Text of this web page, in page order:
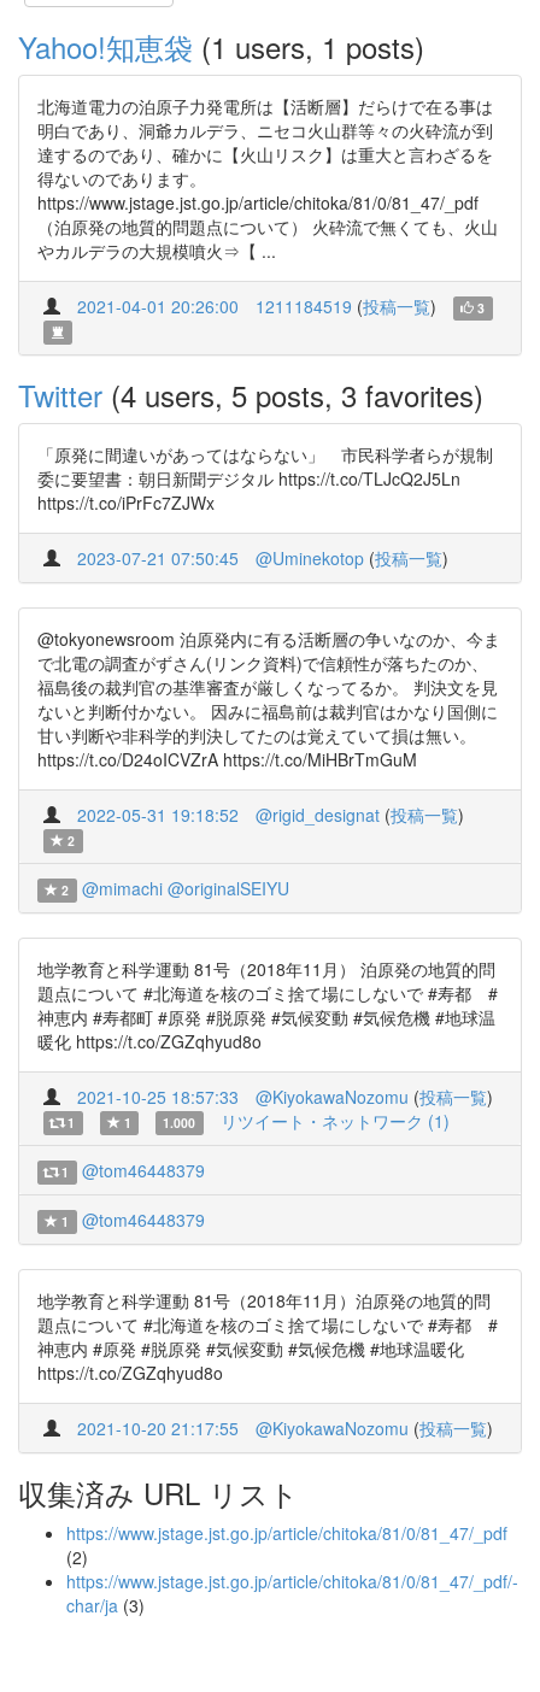
Yahoo!知恵袋 (1 users, 1 posts)
北海道電力の泊原子力発電所は【活断層】だらけで在る事は
明白であり、洞爺カルデラ、ニセコ火山群等々の火砕流が到
達するのであり、確かに【火山リスク】は重大と言わざるを
得ないのであります。
https://www.jstage.jst.go.jp/article/chitoka/81/0/81_47/_pdf
（泊原発の地質的問題点について） 火砕流で無くても、火山
やカルデラの大規模噴火⇒【 ...
2021-04-01 20:26:00 1211184519 (投稿一覧) 3
Twitter (4 users, 5 posts, 3 favorites)
「原発に間違いがあってはならない」 市民科学者らが規制
委に要望書：朝日新聞デジタル https://t.co/TLJcQ2J5Ln
https://t.co/iPrFc7ZJWx
2023-07-21 07:50:45 @Uminekotop (投稿一覧)
@tokyonewsroom 泊原発内に有る活断層の争いなのか、今ま
で北電の調査がずさん(リンク資料)で信頼性が落ちたのか、
福島後の裁判官の基準審査が厳しくなってるか。 判決文を見
ないと判断付かない。 因みに福島前は裁判官はかなり国側に
甘い判断や非科学的判決してたのは覚えていて損は無い。
https://t.co/D24oICVZrA https://t.co/MiHBrTmGuM
2022-05-31 19:18:52 @rigid_designat (投稿一覧)
2
2 @mimachi @originalSEIYU
地学教育と科学運動 81号（2018年11月） 泊原発の地質的問
題点について #北海道を核のゴミ捨て場にしないで #寿都 #
神恵内 #寿都町 #原発 #脱原発 #気候変動 #気候危機 #地球温
暖化 https://t.co/ZGZqhyud8o
2021-10-25 18:57:33 @KiyokawaNozomu (投稿一覧)
1 1 1.000 リツイート・ネットワーク (1)
1 @tom46448379
1 @tom46448379
地学教育と科学運動 81号（2018年11月）泊原発の地質的問
題点について #北海道を核のゴミ捨て場にしないで #寿都 #
神恵内 #原発 #脱原発 #気候変動 #気候危機 #地球温暖化
https://t.co/ZGZqhyud8o
2021-10-20 21:17:55 @KiyokawaNozomu (投稿一覧)
収集済み URL リスト
https://www.jstage.jst.go.jp/article/chitoka/81/0/81_47/_pdf
(2)
https://www.jstage.jst.go.jp/article/chitoka/81/0/81_47/_pdf/-
char/ja (3)